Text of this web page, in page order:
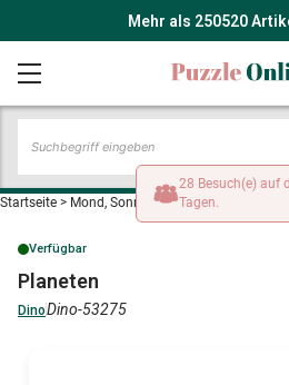
Mehr als 250520
Startseite > Mond, Sonne und Planeten
Verfügbar
Planeten
DinoDino-53275
28 Besuch(e) auf
Tagen.